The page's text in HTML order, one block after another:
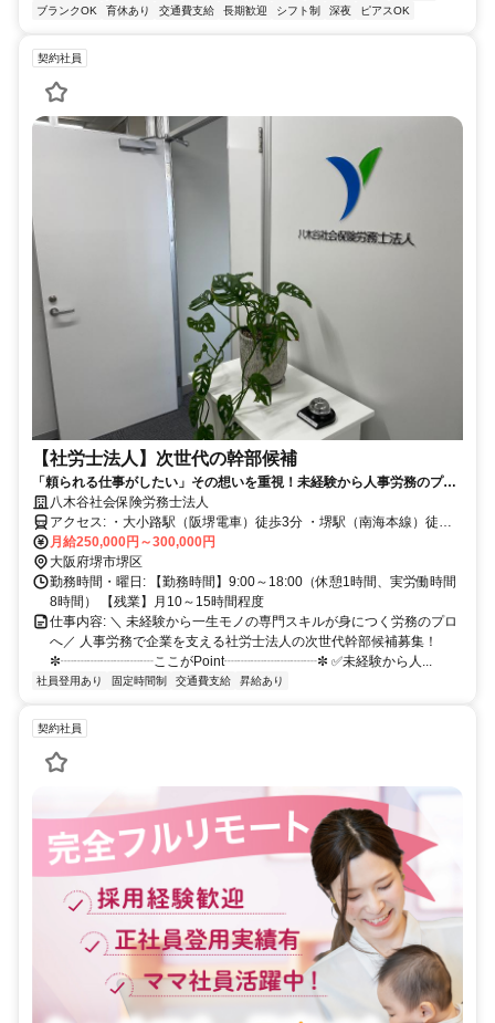
ブランクOK
育休あり 交通費支給 長期歓迎 シフト制 深夜 ピアスOK
契約社員
【社労士法人】次世代の幹部候補
「頼られる仕事がしたい」その想いを重視！未経験から人事労務のプロ
へ。誠実な対応で企業の成長を支える次世代幹部候補。
八木谷社会保険労務士法人
アクセス: ・大小路駅（阪堺電車）徒歩3分 ・堺駅（南海本線）徒歩
12分 ・堺東駅（南海高野線）徒歩14分 ・自転車通勤可（ビルの地下
に駐輪場あり）
月給250,000円～300,000円
大阪府堺市堺区
勤務時間・曜日: 【勤務時間】9:00～18:00（休憩1時間、実労働時間
8時間） 【残業】月10～15時間程度
仕事内容: ＼ 未経験から一生モノの専門スキルが身につく労務のプロ
へ／ 人事労務で企業を支える社労士法人の次世代幹部候補募集！
✼┈┈┈┈┈┈┈ここがPoint┈┈┈┈┈┈┈✼ ✅未経験から人...
社員登用あり 固定時間制 交通費支給 昇給あり
契約社員